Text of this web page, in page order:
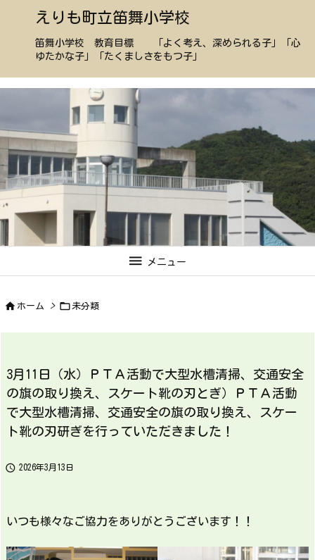
えりも町立笛舞小学校
笛舞小学校 教育目標 「よく考え、深められる子」「心
ゆたかな子」「たくましさをもつ子」
メニュー
 ホーム >  未分類
3月11日（水）ＰＴＡ活動で大型水槽清掃、交通安全
の旗の取り換え、スケート靴の刃とぎ）ＰＴＡ活動
で大型水槽清掃、交通安全の旗の取り換え、スケー
ト靴の刃研ぎを行っていただきました！
 2026年3月13日
いつも様々なご協力をありがとうございます！！